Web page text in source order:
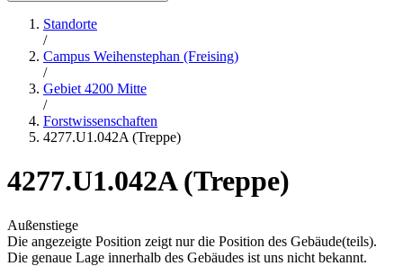
Standorte
/
Campus Weihenstephan (Freising)
/
Gebiet 4200 Mitte
/
Forstwissenschaften
4277.U1.042A (Treppe)
4277.U1.042A (Treppe)
Außenstiege
Die angezeigte Position zeigt nur die Position des Gebäude(teils).
Die genaue Lage innerhalb des Gebäudes ist uns nicht bekannt.